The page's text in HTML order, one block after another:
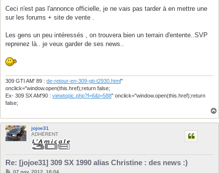
Ceci n'est pas l'annonce officielle, je ne vais pas tarder à en mettre une
sur les forums + site de vente .
Les gens un peu intéressés , on trouvera bien un terrain d'entente..SVP
reprenez là.. je veux garder de ses news..
309 GTI AM' 89 : de-retour-en-309-gti-t2930.html"
onclick="window.open(this.href);return false;
Ex- 309 SX AM'90 : viewtopic.php?f=6&t=588" onclick="window.open(this.href);return
false;
jojoe31
ADHÉRENT
Re: [jojoe31] 309 SX 1990 alias Christine : des news :)
M07 nov. 2012, 16:04